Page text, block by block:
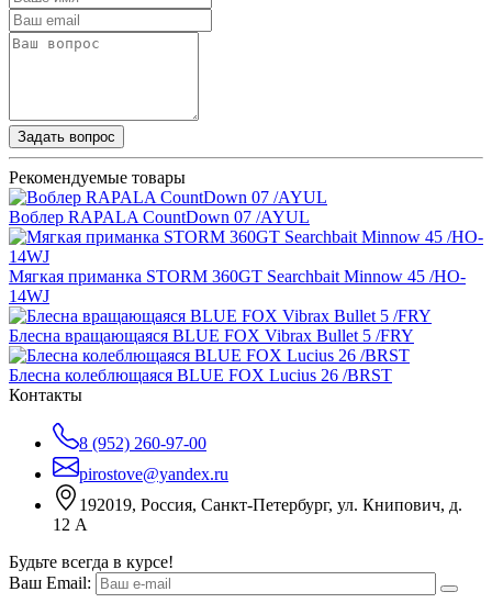
Задать вопрос
Рекомендуемые товары
Воблер RAPALA CountDown 07 /AYUL
Мягкая приманка STORM 360GT Searchbait Minnow 45 /HO-
14WJ
Блесна вращающаяся BLUE FOX Vibrax Bullet 5 /FRY
Блесна колеблющаяся BLUE FOX Lucius 26 /BRST
Контакты
8 (952) 260-97-00
pirostove@yandex.ru
192019, Россия, Санкт-Петербург, ул. Книпович, д.
12 А
Будьте всегда в курсе!
Ваш Email: